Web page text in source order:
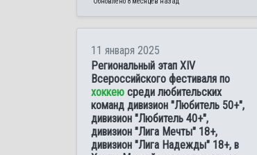
11 января 2025
Региональный этап XIV
Всероссийского фестиваля по
хоккею среди любительских
команд дивизион "Любитель 50+",
дивизион "Любитель 40+",
дивизион "Лига Мечты" 18+,
дивизион "Лига Надежды" 18+, в